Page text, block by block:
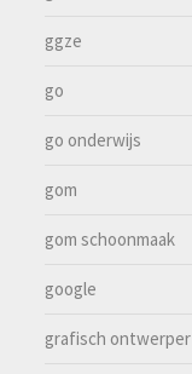
ggze
go
go onderwijs
gom
gom schoonmaak
google
grafisch ontwerper